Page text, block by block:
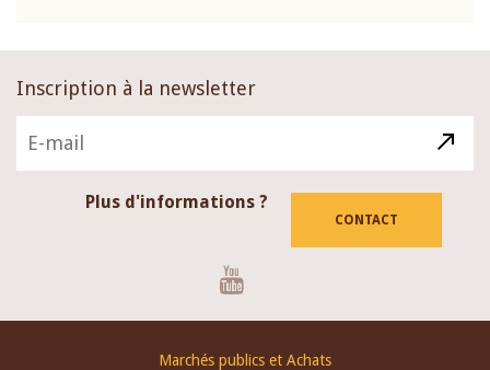
Inscription à la newsletter
Plus d'informations ?
CONTACT
Marchés publics et Achats